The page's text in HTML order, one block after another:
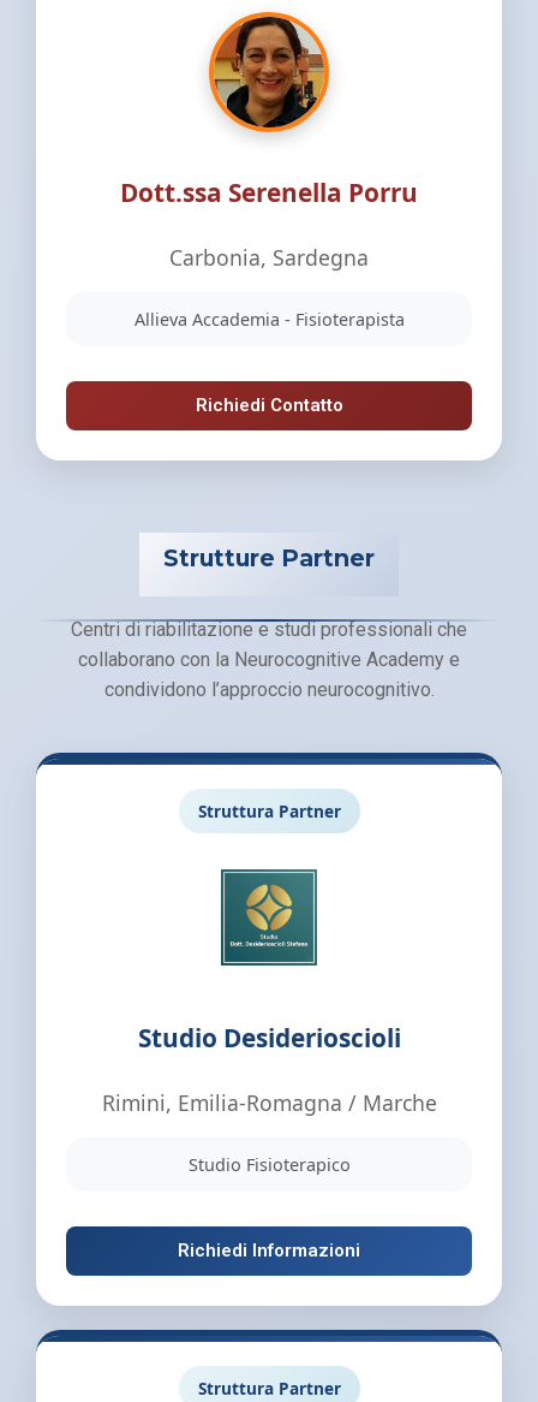
Dott.ssa Serenella Porru
Carbonia, Sardegna
Allieva Accademia - Fisioterapista
Richiedi Contatto
Strutture Partner
Centri di riabilitazione e studi professionali che
collaborano con la Neurocognitive Academy e
condividono l’approccio neurocognitivo.
Struttura Partner
Studio Desiderioscioli
Rimini, Emilia-Romagna / Marche
Studio Fisioterapico
Richiedi Informazioni
Struttura Partner